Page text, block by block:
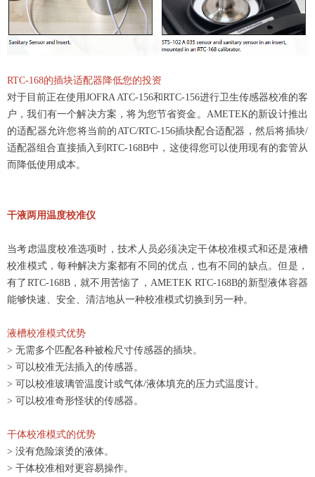
RTC-168的插块适配器降低您的投资
对于目前正在使用JOFRA ATC-156和RTC-156进行卫生传感器校准的客
户，我们有一个解决方案，将为您节省资金。AMETEK的新设计推出
的适配器允许您将当前的ATC/RTC-156插块配合适配器，然后将插块/
适配器组合直接插入到RTC-168B中，这使得您可以使用现有的套管从
而降低使用成本。
干液两用温度校准仪
当考虑温度校准选项时，技术人员必须决定干体校准模式和还是液槽
校准模式，每种解决方案都有不同的优点，也有不同的缺点。但是，
有了RTC-168B，就不用苦恼了，AMETEK RTC-168B的新型液体容器
能够快速、安全、清洁地从一种校准模式切换到另一种。
液槽校准模式优势
> 无需多个匹配各种被检尺寸传感器的插块。
> 可以校准无法插入的传感器。
> 可以校准玻璃管温度计或气体/液体填充的压力式温度计。
> 可以校准奇形怪状的传感器。
干体校准模式的优势
> 没有危险滚烫的液体。
> 干体校准相对更容易操作。